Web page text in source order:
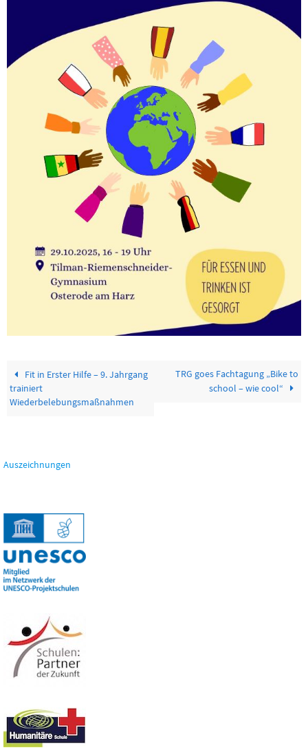
Fit in Erster Hilfe – 9. Jahrgang
trainiert
Wiederbelebungsmaßnahmen
TRG goes Fachtagung „Bike to
school – wie cool“
Auszeichnungen